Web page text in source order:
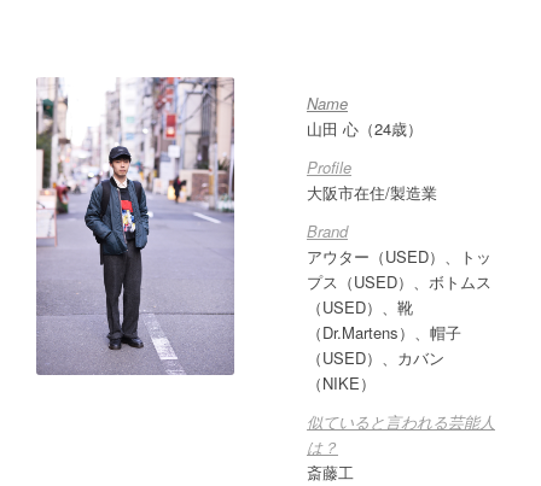
Name
山田 心（24歳）
Profile
大阪市在住/製造業
Brand
アウター（USED）、トッ
プス（USED）、ボトムス
（USED）、靴
（Dr.Martens）、帽子
（USED）、カバン
（NIKE）
似ていると言われる芸能人
は？
斎藤工